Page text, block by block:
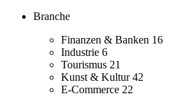
Branche
Finanzen & Banken 16
Industrie 6
Tourismus 21
Kunst & Kultur42
E-Commerce 22